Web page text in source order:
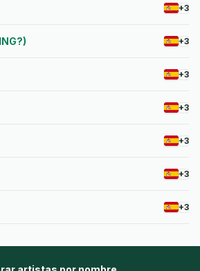
+3
+3
+3
+3
+3
+3
+3